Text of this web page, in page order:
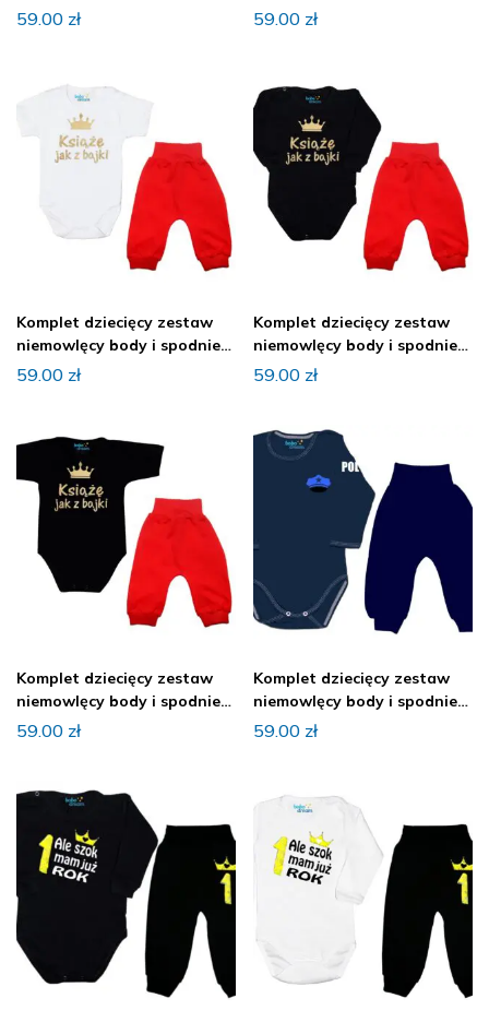
KRÓL
59.00 zł
KSIĄŻE
59.00 zł
Komplet dziecięcy zestaw
niemowlęcy body i spodnie
KSIĄŻE
59.00 zł
Komplet dziecięcy zestaw
niemowlęcy body i spodnie
KSIĄŻE
59.00 zł
Komplet dziecięcy zestaw
niemowlęcy body i spodnie
KSIĄŻE
59.00 zł
Komplet dziecięcy zestaw
niemowlęcy body i spodnie
POLICJA
59.00 zł